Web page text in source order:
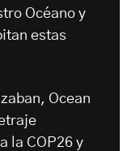
Océano y
estas
Ocean
la COP26 y